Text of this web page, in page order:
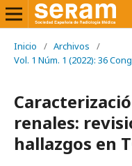
Inicio / Archivos
/
Vol. 1 Núm. 1 (2022): 36
renales:
hallazgos en